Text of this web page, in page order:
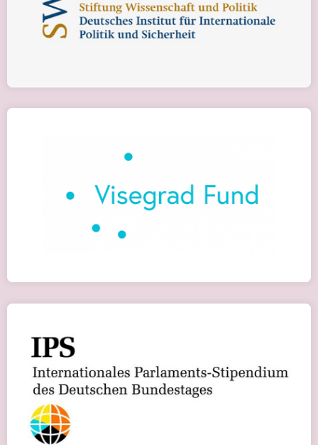
Детальніше
Visegrad Scholarship Program
Міжнародна стипендія IPS